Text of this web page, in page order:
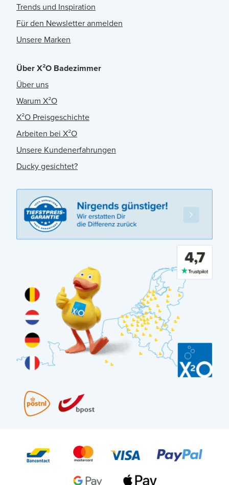
Trends und Inspiration
Für den Newsletter anmelden
Unsere Marken
Über X²O Badezimmer
Über uns
Warum X²O
X²O Preisgeschichte
Arbeiten bei X²O
Unsere Kundenerfahrungen
Ducky gesichtet?